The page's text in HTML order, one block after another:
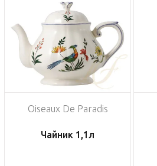
Oiseaux De Paradis
Чайник 1,1л